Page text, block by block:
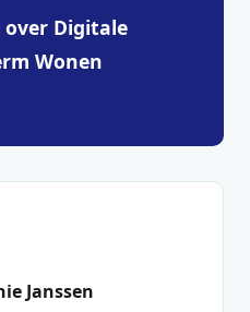
Digitale
Wonen
Janssen